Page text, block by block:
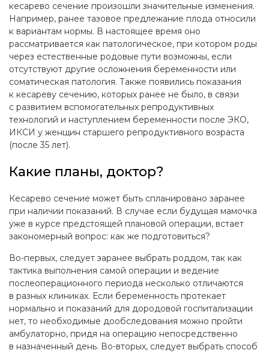
кесарево сечение произошли значительные изменения.
Например, ранее тазовое предлежание плода относили
к вариантам нормы. В настоящее время оно
рассматривается как патологическое, при котором роды
через естественные родовые пути возможны, если
отсутствуют другие осложнения беременности или
соматическая патология. Также появились показания
к кесареву сечению, которых ранее не было, в связи
с развитием вспомогательных репродуктивных
технологий и наступлением беременности после ЭКО,
ИКСИ у женщин старшего репродуктивного возраста
(после 35 лет).
Какие планы, доктор?
Кесарево сечение может быть спланировано заранее
при наличии показаний. В случае если будущая мамочка
уже в курсе предстоящей плановой операции, встает
закономерный вопрос: как же подготовиться?
Во-первых, следует заранее выбрать роддом, так как
тактика выполнения самой операции и ведение
послеоперационного периода несколько отличаются
в разных клиниках. Если беременность протекает
нормально и показаний для дородовой госпитализации
нет, то необходимые дообследования можно пройти
амбулаторно, придя на операцию непосредственно
в назначенный день. Во-вторых, следует выбрать способ